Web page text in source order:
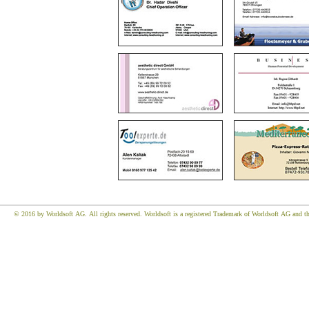
© 2016 by Worldsoft AG. All rights reserved. Worldsoft is a registered Trademark of Worldsoft AG and